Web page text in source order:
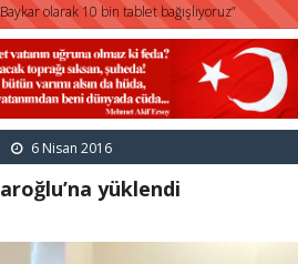
olarak 10 bin tablet bağışlıyoruz”
6 Nisan 2016
yüklendi